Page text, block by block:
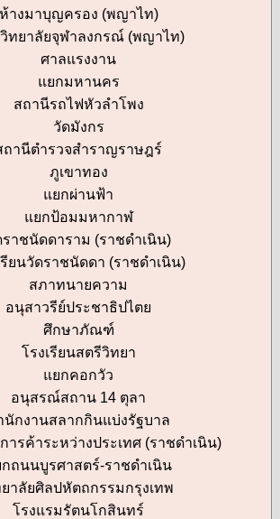
ห้างมาบุญครอง (พญาไท)
ทยาลัยจุฬาลงกรณ์ (พญาไท)
ศาลแรงงาน
แยกมหานคร
สถานีรถไฟหัวลำโพง
วัดมังกร
ถานีตำรวจสำราญราษฎร์
ภูเขาทอง
แยกผ่านฟ้า
แยกป้อมมหากาฬ
ราชนัดดาราม (ราชดำเนิน)
รียนวัดราชนัดดา (ราชดำเนิน)
สภาทนายความ
อนุสาวรีย์ประชาธิปไตย
ศึกษาภัณฑ์
โรงเรียนสตรีวิทยา
แยกคอกวัว
อนุสรณ์สถาน 14 ตุลา
นักงานสลากกินแบ่งรัฐบาล
ารค้าระหว่างประเทศ (ราชดำเนิน)
กถนนบูรศาสตร์-ราชดำเนิน
าลัยศิลปหัตถกรรมกรุงเทพ
โรงแรมรัตนโกสินทร์